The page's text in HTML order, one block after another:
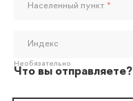
Населенный пункт *
Индекс
Необязательно
Что вы отправляете?